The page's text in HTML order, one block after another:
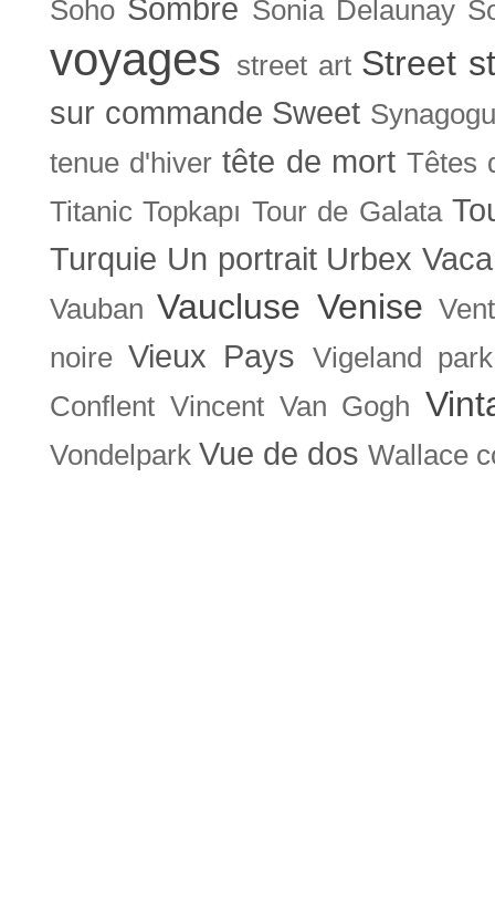
Soho Sombre Sonia Delaunay
voyages street art Street
sur commande Sweet
tenue d'hiver tête de mort Têtes
Titanic Topkapı Tour de Galata
Turquie Un portrait Urbex
Vauban Vaucluse Venise
noire Vieux Pays
Vigeland park
Conflent Vincent Van Gogh
Vondelpark Vue de dos Wallace